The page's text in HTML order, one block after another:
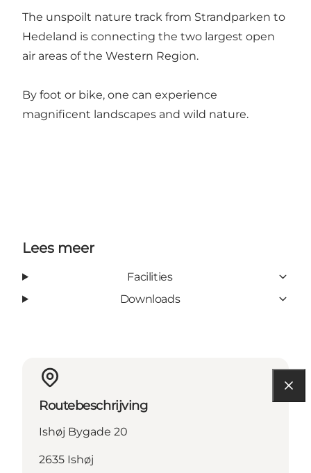
The unspoilt nature track from Strandparken to
Hedeland is connecting the two largest open
air areas of the Western Region.
By foot or bike, one can experience
magnificent landscapes and wild nature.
Lees meer
Facilities
Downloads
Routebeschrijving
Ishøj Bygade 20
2635 Ishøj